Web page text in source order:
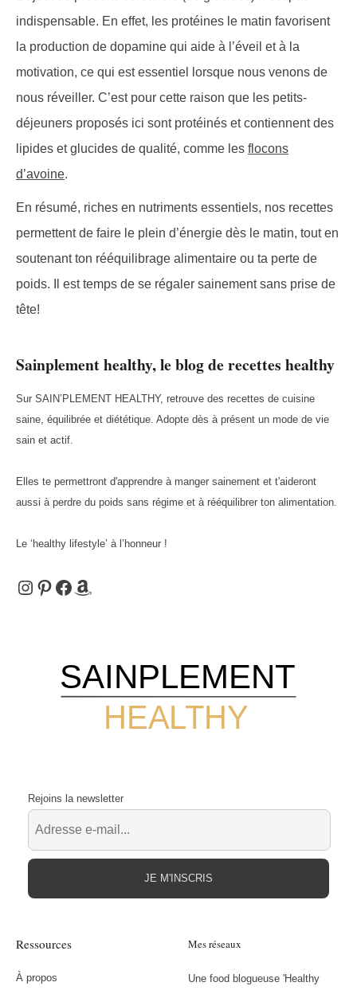
indispensable. En effet, les protéines le matin favorisent
la production de dopamine qui aide à l’éveil et à la
motivation, ce qui est essentiel lorsque nous venons de
nous réveiller. C’est pour cette raison que les petits-
déjeuners proposés ici sont protéinés et contiennent des
lipides et glucides de qualité, comme les flocons
d’avoine.
En résumé, riches en nutriments essentiels, nos recettes
permettent de faire le plein d’énergie dès le matin, tout en
soutenant ton rééquilibrage alimentaire ou ta perte de
poids. Il est temps de se régaler sainement sans prise de
tête!
Sainplement healthy, le blog de recettes healthy
Sur SAIN’PLEMENT HEALTHY, retrouve des recettes de cuisine
saine, équilibrée et diététique. Adopte dès à présent un mode de vie
sain et actif.
Elles te permettront d'apprendre à manger sainement et t'aideront
aussi à perdre du poids sans régime et à rééquilibrer ton alimentation.
Le ‘healthy lifestyle’ à l’honneur !
Instagram
Pinterest
Facebook
Amazon
HEALTHY
SAINPLEMENT
Ressources
À propos
Mes réseaux
Une food blogueuse 'Healthy
Rejoins la newsletter
JE M'INSCRIS